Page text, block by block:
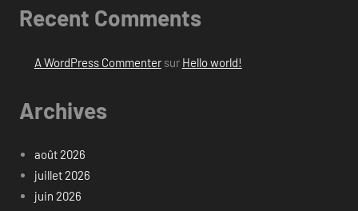
Recent Comments
A WordPress Commentersur Hello world!
Archives
août 2026
juillet 2026
juin 2026